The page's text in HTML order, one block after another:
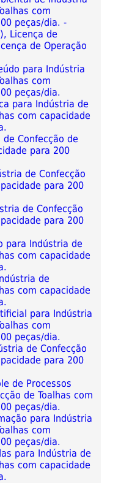
com
peças/dia. -
Licença de
de Operação
para Indústria
com
peças/dia.
para Indústria de
com capacidade
Confecção de
para 200
de Confecção
para 200
de Confecção
para 200
para Indústria de
com capacidade
de
com capacidade
para Indústria
com
peças/dia.
de Confecção
para 200
de Processos
de Toalhas com
peças/dia.
para Indústria
com
peças/dia.
para Indústria de
com capacidade